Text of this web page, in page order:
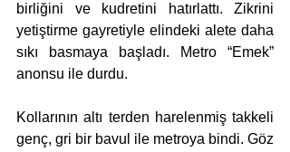
birliğini ve kudretini hatırlattı. Zikrini
yetiştirme gayretiyle elindeki alete daha
sıkı basmaya başladı. Metro “Emek”
anonsu ile durdu.
Kollarının altı terden harelenmiş takkeli
genç, gri bir bavul ile metroya bindi. Göz